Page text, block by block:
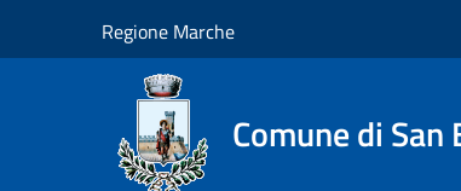
Regione Marche
Comune di